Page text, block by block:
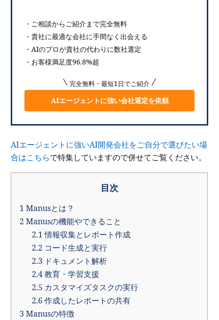
・ご相談からご紹介まで完全無料
・貴社に最適な会社に手間なく出会える
・AIのプロが貴社の代わりに数社選定
・お客様満足度96.8%超
完全無料・最短1日でご紹介
AIエージェントに強い会社選定を依頼
AIエージェントに強いAI開発会社をご自分で選びたい場
合はこちらで特集していますので併せてご覧ください。
目次
1 Manusとは？
2 Manusの機能やできること
2.1情報収集とレポート作成
2.2 コード生成と実行
2.3 ドキュメント解析
2.4教育・学習支援
2.5 カスタマイズタスクの実行
2.6作成したレポートの共有
3 Manusの特徴